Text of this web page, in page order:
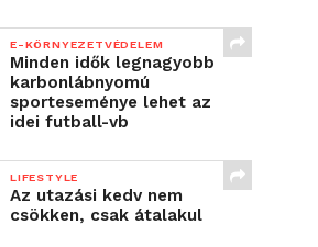
E-KÖRNYEZETVÉDELEM
Minden idők legnagyobb
karbonlábnyomú
sporteseménye lehet az
idei futball-vb
LIFESTYLE
Az utazási kedv nem
csökken, csak átalakul